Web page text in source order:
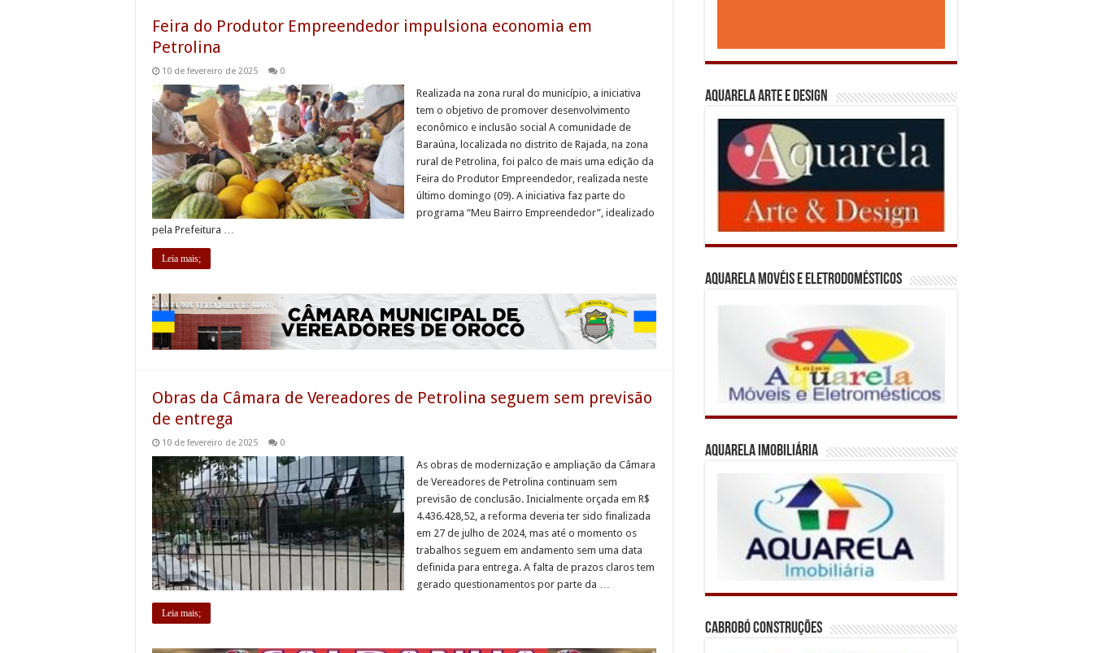
Feira do Produtor Empreendedor impulsiona economia em
Petrolina
10 de fevereiro de 2025 0
Realizada na zona rural do município, a iniciativa
tem o objetivo de promover desenvolvimento
econômico e inclusão social A comunidade de
Baraúna, localizada no distrito de Rajada, na zona
rural de Petrolina, foi palco de mais uma edição da
Feira do Produtor Empreendedor, realizada neste
último domingo (09). A iniciativa faz parte do
programa “Meu Bairro Empreendedor”, idealizado
pela Prefeitura …
Leia mais;
Obras da Câmara de Vereadores de Petrolina seguem sem previsão
de entrega
10 de fevereiro de 2025 0
As obras de modernização e ampliação da Câmara
de Vereadores de Petrolina continuam sem
previsão de conclusão. Inicialmente orçada em R$
4.436.428,52, a reforma deveria ter sido finalizada
em 27 de julho de 2024, mas até o momento os
trabalhos seguem em andamento sem uma data
definida para entrega. A falta de prazos claros tem
gerado questionamentos por parte da …
Leia mais;
Aquarela Arte e Design
Aquarela Movéis e Eletrodomésticos
Aquarela Imobiliária
Cabrobó Construções